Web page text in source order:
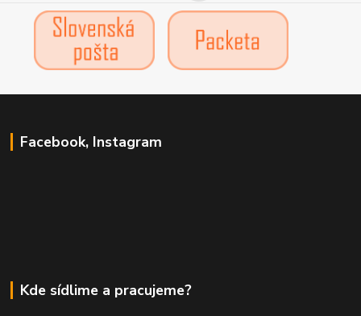
Facebook, Instagram
Kde sídlime a pracujeme?